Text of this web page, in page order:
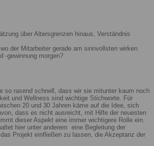
über Altersgrenzen hinaus, Verständnis
der Mitarbeiter gerade am sinnvollsten wirken
-gewinnung morgen?
so rasend schnell, dass wir sie mitunter kaum noch
und Wellness sind wichtige Stichworte. Für
20 und 30 Jahren käme auf die Idee, sich
dass es nicht ausreicht, mit Hilfe der neuesten
dieser Aspekt eine immer wichtigere Rolle ein.
hier unter anderem eine Begleitung der
Projekt einfließen zu lassen, die Akzeptanz der